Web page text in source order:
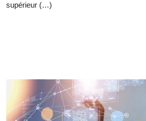
supérieur (…)